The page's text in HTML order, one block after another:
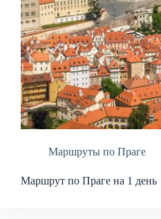
Маршруты по Праге
Маршрут по Праге на 1 день